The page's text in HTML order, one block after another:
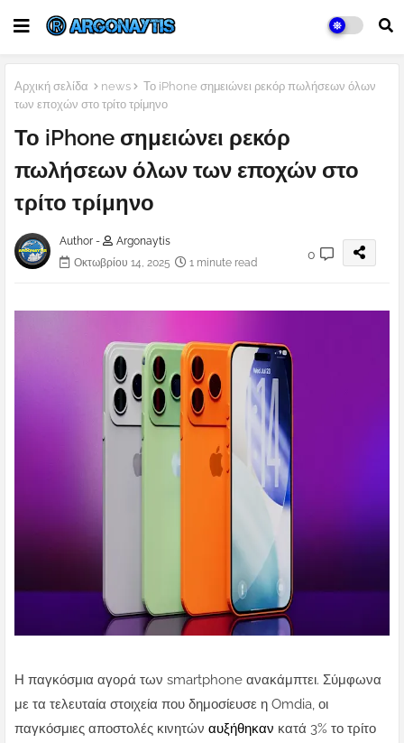
Αρχική σελίδα news
Το iPhone σημειώνει ρεκόρ πωλήσεων όλων
των εποχών στο τρίτο τρίμηνο
Το iPhone σημειώνει ρεκόρ
πωλήσεων όλων των εποχών στο
τρίτο τρίμηνο
Author -
Argonaytis
Οκτωβρίου 14, 2025
1 minute read
0
Η παγκόσμια αγορά των smartphone ανακάμπτει. Σύμφωνα
με τα τελευταία στοιχεία που δημοσίευσε η Omdia, οι
παγκόσμιες αποστολές κινητών αυξήθηκαν κατά 3% το τρίτο